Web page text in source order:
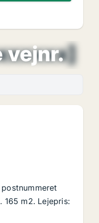
vejnr.
165 m2. Lejepris: